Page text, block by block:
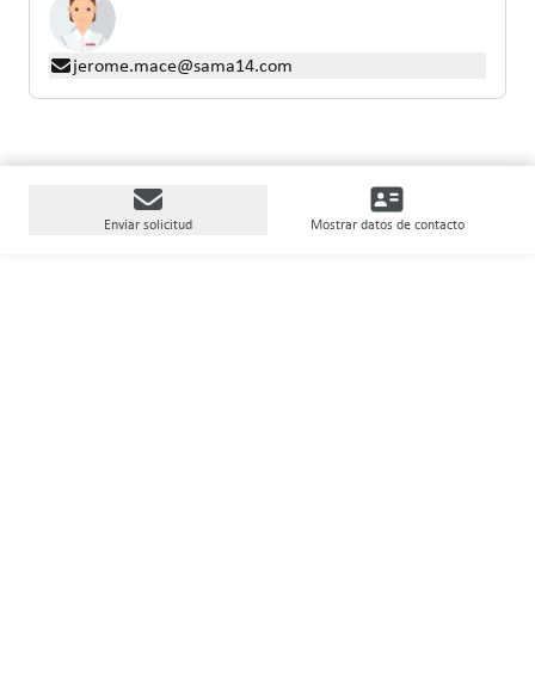
jerome.mace@sama14.com
Enviar solicitud Mostrar datos de contacto